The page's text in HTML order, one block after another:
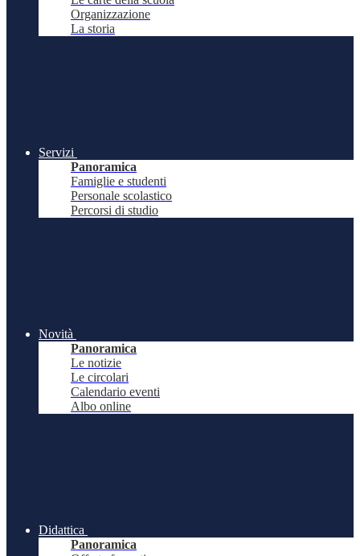
Organizzazione
La storia
Servizi
Panoramica
Famiglie e studenti
Personale scolastico
Percorsi di studio
Novità
Panoramica
Le notizie
Le circolari
Calendario eventi
Albo online
Didattica
Panoramica